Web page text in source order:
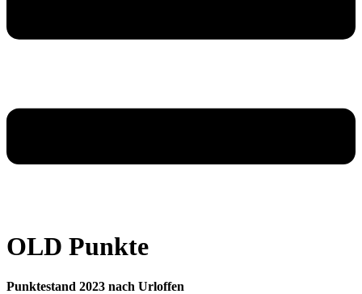
OLD Punkte
Punktestand 2023 nach Urloffen